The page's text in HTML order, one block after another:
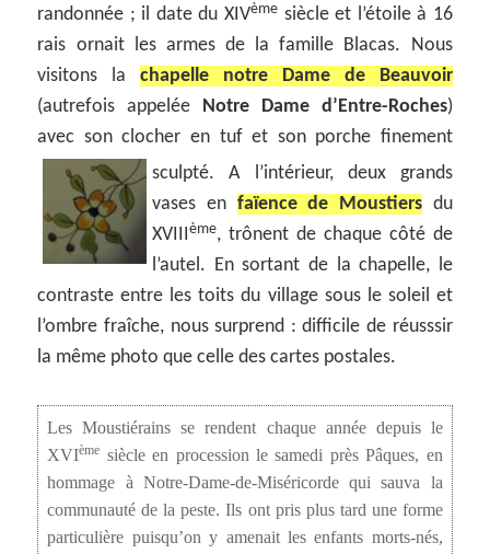
randonnée ; il date du XIVème siècle et l’étoile à 16
rais ornait les armes de la famille Blacas. Nous
visitons lachapelle notre Dame de Beauvoir
(autrefois appelée Notre Dame d’Entre-Roches)
avec son clocher en tuf et son porche finement
sculpté.A l’intérieur, deux grands
vases en faïence de Moustiersdu
XVIIIème, trônent de chaque côté de
l’autel. En sortant de la chapelle, le
contraste entre les toits du village sous le soleil et
l’ombre fraîche, nous surprend : difficile de réusssir
la même photo que celle des cartes postales.
Les Moustiérains se rendent chaque année depuis le
XVIème siècle en procession le samedi près Pâques, en
hommage à Notre-Dame-de-Miséricorde qui sauva la
communauté de la peste. Ils ont pris plus tard une forme
particulière puisqu’on y amenait les enfants morts-nés,